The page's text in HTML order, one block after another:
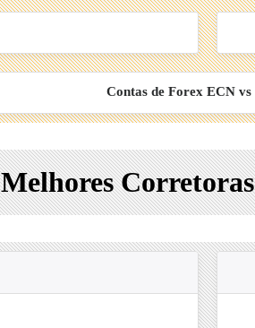
Contas de Forex ECN
Melhores